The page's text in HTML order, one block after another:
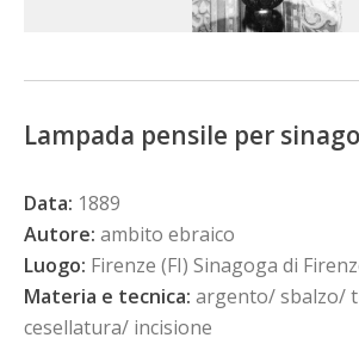
Lampada pensile per
Data: 1889
Autore: ambito ebraico
Luogo: Firenze (FI) Sinagoga di
Materia e tecnica: argento/ sbalzo/
cesellatura/ incisione